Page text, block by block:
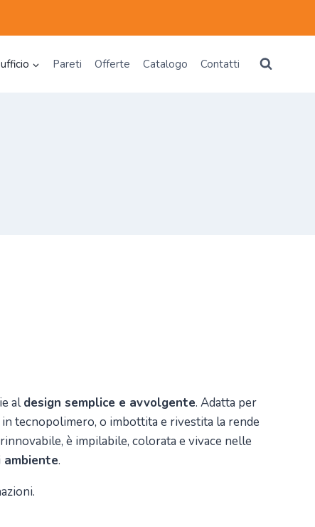
Pareti Offerte Catalogo Contatti
aldesign semplice e avvolgente. Adatta per
tecnopolimero, o imbottita e rivestita la rende
è impilabile, colorata e vivace nelle
.